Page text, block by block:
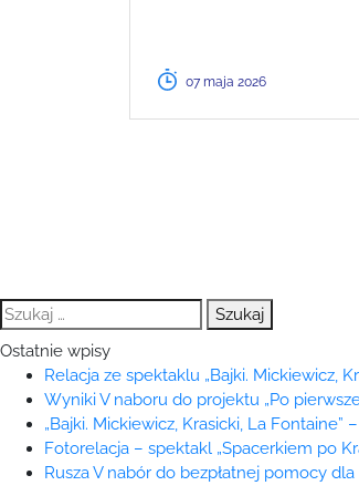
07 maja 2026
Szukaj:
Ostatnie wpisy
Relacja ze spektaklu „Bajki. Mickiewicz,
Wyniki V naboru do projektu „Po
„Bajki. Mickiewicz, Krasicki, La
Fotorelacja – spektakl „Spacerkiem po
Rusza V nabór do bezpłatnej pomocy dla